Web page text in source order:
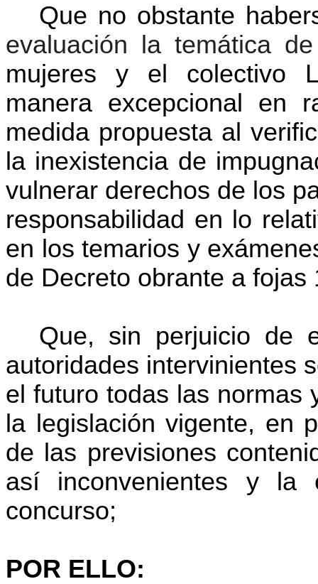
Que no obstante
evaluación la temática
mujeres y el colectivo
manera excepcional en
medida propuesta al
la inexistencia de
vulnerar derechos de los
responsabilidad en lo
en los temarios y
de Decreto obrante a fojas
Que, sin perjuicio de
autoridades intervinientes
el futuro todas las normas
la legislación vigente, en
de las previsiones
así inconvenientes y la
concurso;
POR ELLO: